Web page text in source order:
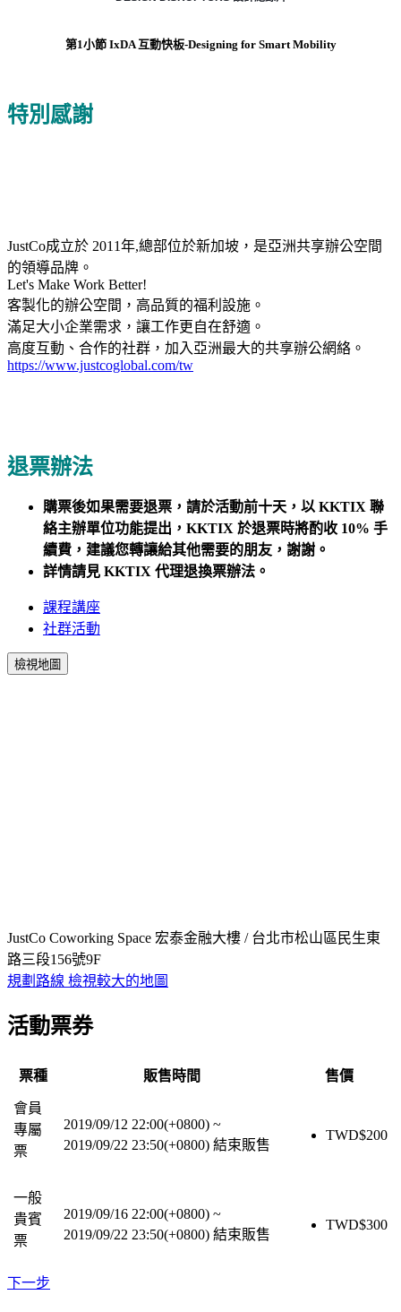
第1小節 IxDA 互動快板-Designing for Smart Mobility
特別感謝
JustCo成立於 2011年,總部位於新加坡，是亞洲共享辦公空間
的領導品牌。
Let's Make Work Better!
客製化的辦公空間，高品質的福利設施。
滿足大小企業需求，讓工作更自在舒適。
高度互動、合作的社群，加入亞洲最大的共享辦公網絡。
https://www.justcoglobal.com/tw
退票辦法
購票後如果需要退票，請於活動前十天，以 KKTIX 聯
絡主辦單位功能提出，KKTIX 於退票時將酌收 10% 手
續費 ，建議您轉讓給其他需要的朋友，謝謝。
詳情請見 KKTIX 代理退換票辦法。
課程講座
社群活動
檢視地圖
JustCo Coworking Space 宏泰金融大樓 / 台北市松山區民生東
路三段156號9F
規劃路線 檢視較大的地圖
活動票券
票種 販售時間 售價
會員
專屬
票
2019/09/12 22:00(+0800) ~
2019/09/22 23:50(+0800) 結束販售
TWD$200
一般
貴賓
票
2019/09/16 22:00(+0800) ~
2019/09/22 23:50(+0800) 結束販售
TWD$300
下一步